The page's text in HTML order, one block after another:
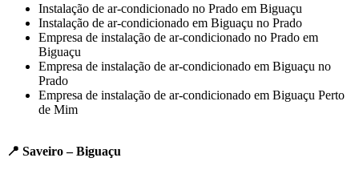
Instalação de ar-condicionado no Prado em Biguaçu
Instalação de ar-condicionado em Biguaçu no Prado
Empresa de instalação de ar-condicionado no Prado em
Biguaçu
Empresa de instalação de ar-condicionado em Biguaçu no
Prado
Empresa de instalação de ar-condicionado em Biguaçu Perto
de Mim
📍 Saveiro – Biguaçu